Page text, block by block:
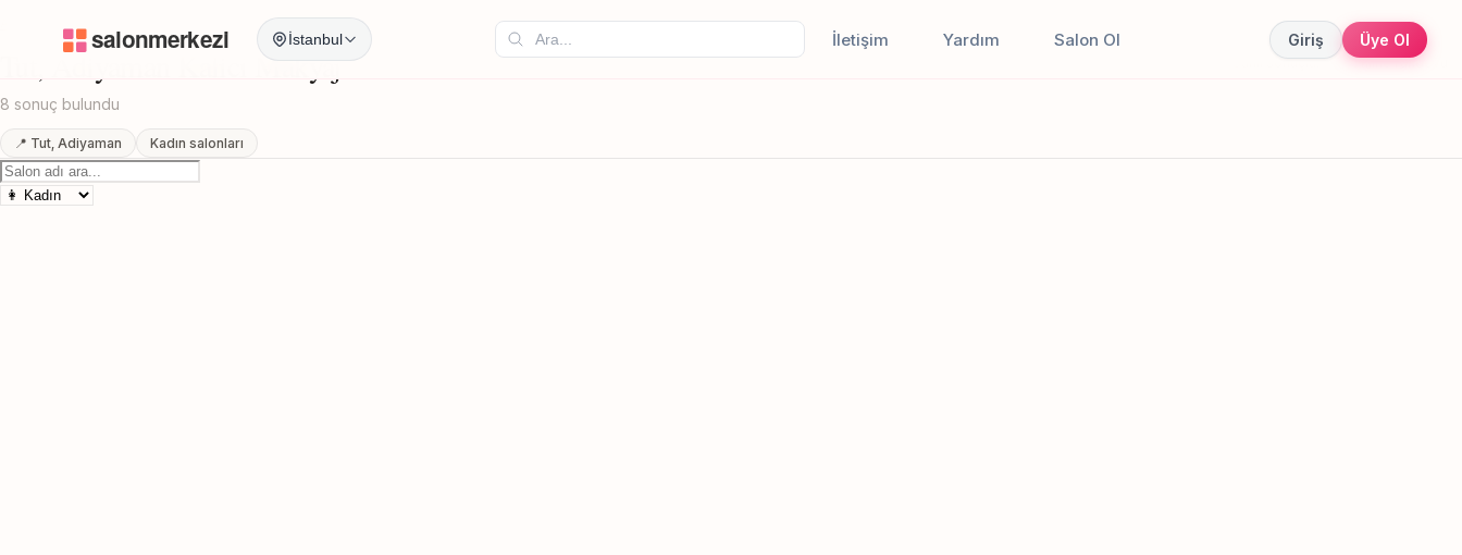
İstanbul İletişim Yardım Salon Ol Giriş Üye Ol
Kalici Makyaj
Tut, Adiyaman Kalici Makyaj
8 sonuç bulundu
📍 Tut, Adiyaman Kadın salonları
Canlı sonuçlar Online randevu